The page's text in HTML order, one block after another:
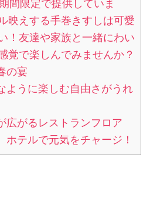
間限定で提供していま
映えする手巻きすしは可愛
！友達や家族と一緒にわい
覚で楽しんでみませんか？
の宴
ように楽しむ自由さがうれ
がるレストランフロア
テルで元気をチャージ！